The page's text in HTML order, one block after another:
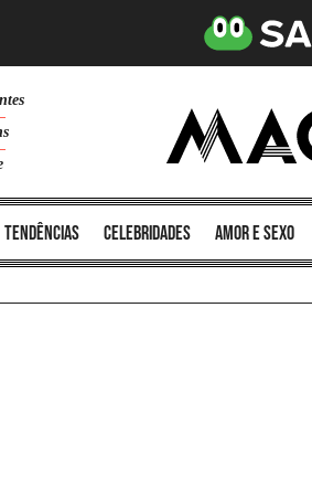
tendências celebridades amor e sexo